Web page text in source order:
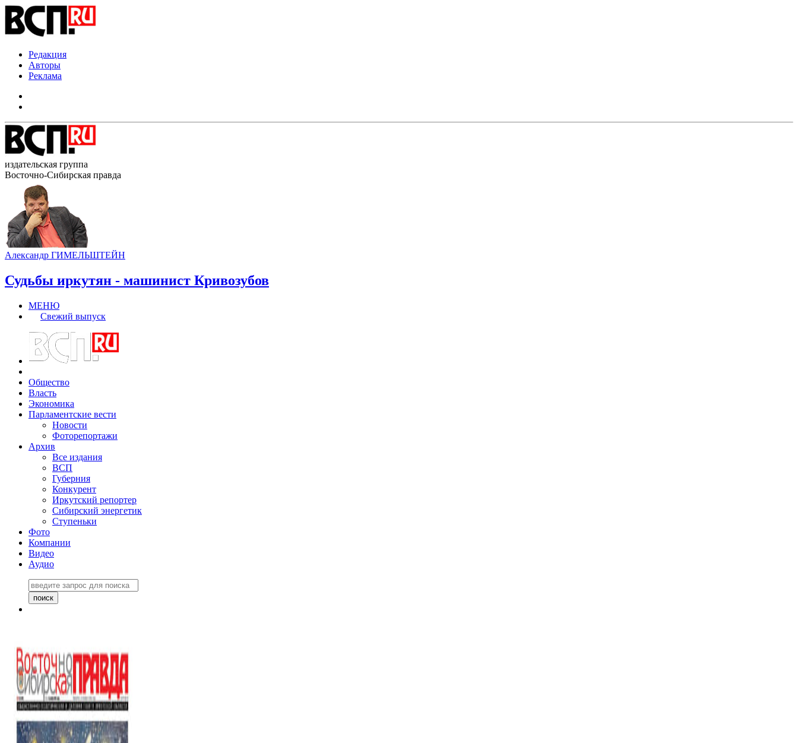
Редакция
Авторы
Реклама
издательская группа
Восточно-Сибирская правда
Александр ГИМЕЛЬШТЕЙН
Судьбы иркутян - машинист Кривозубов
МЕНЮ
Свежий выпуск
Общество
Власть
Экономика
Парламентские вести
Новости
Фоторепортажи
Архив
Все издания
ВСП
Губерния
Конкурент
Иркутский репортер
Сибирский энергетик
Ступеньки
Фото
Компании
Видео
Аудио